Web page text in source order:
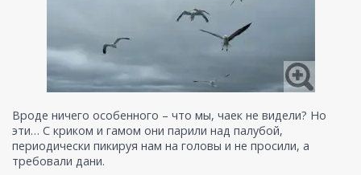
Вроде ничего особенного – что мы, чаек не видели? Но
эти… С криком и гамом они парили над палубой,
периодически пикируя нам на головы и не просили, а
требовали дани.